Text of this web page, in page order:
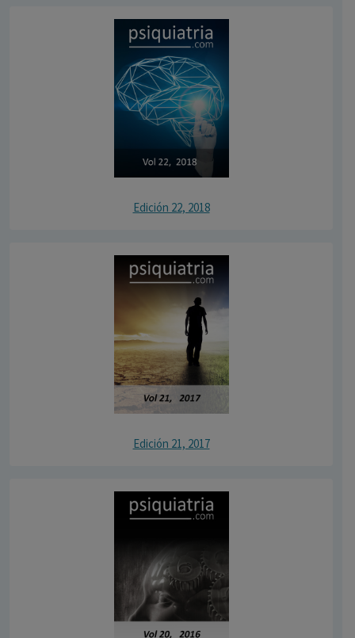
Edición 22, 2018
Edición 21, 2017